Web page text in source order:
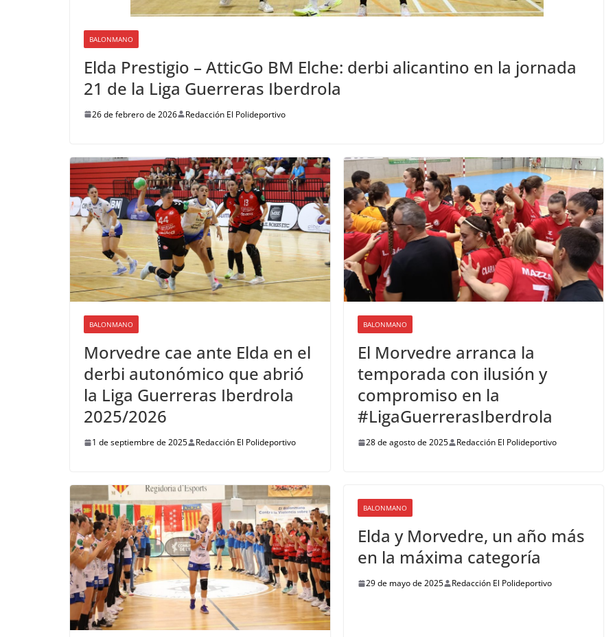
BALONMANO
Elda Prestigio – AtticGo BM Elche: derbi alicantino en la jornada
21 de la Liga Guerreras Iberdrola
26 de febrero de 2026 Redacción El Polideportivo
BALONMANO
Morvedre cae ante Elda en el
derbi autonómico que abrió
la Liga Guerreras Iberdrola
2025/2026
1 de septiembre de 2025 Redacción El Polideportivo
BALONMANO
El Morvedre arranca la
temporada con ilusión y
compromiso en la
#LigaGuerrerasIberdrola
28 de agosto de 2025 Redacción El Polideportivo
BALONMANO
Elda y Morvedre, un año más
en la máxima categoría
29 de mayo de 2025 Redacción El Polideportivo